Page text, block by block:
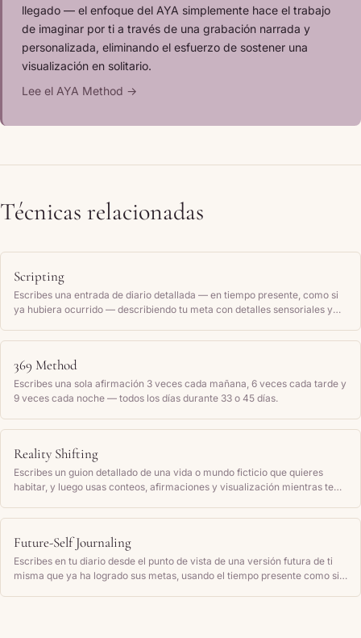
llegado — el enfoque del AYA simplemente hace el trabajo
de imaginar por ti a través de una grabación narrada y
personalizada, eliminando el esfuerzo de sostener una
visualización en solitario.
Lee el AYA Method →
Técnicas relacionadas
Scripting
Escribes una entrada de diario detallada — en tiempo presente, como si
ya hubiera ocurrido — describiendo tu meta con detalles sensoriales y
369 Method
Escribes una sola afirmación 3 veces cada mañana, 6 veces cada tarde y
9 veces cada noche — todos los días durante 33 o 45 días.
Reality Shifting
Escribes un guion detallado de una vida o mundo ficticio que quieres
habitar, y luego usas conteos, afirmaciones y visualización mientras te
realmente estuvieras allí.
Future-Self Journaling
Escribes en tu diario desde el punto de vista de una versión futura de ti
misma que ya ha logrado sus metas, usando el tiempo presente como si